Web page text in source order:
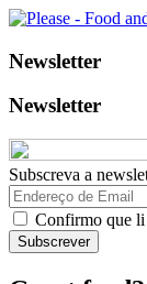
Newsletter
Newsletter
Subscreva a
Confirmo que li
Subscrever